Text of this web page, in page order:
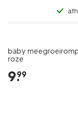
baby
roze
9.
99